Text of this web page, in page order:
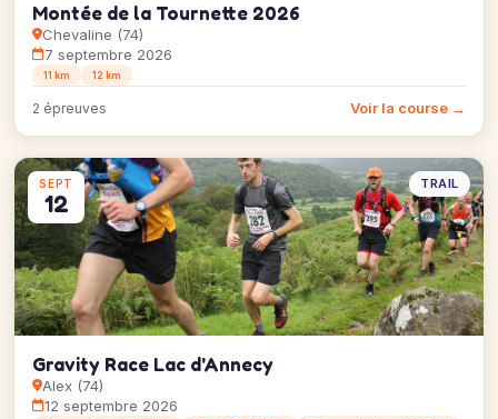
Montée de la Tournette 2026
Chevaline (74)
7 septembre 2026
11 km 12 km
2 épreuves Voir la course →
SEPT
12
TRAIL
Gravity Race Lac d'Annecy
Alex (74)
12 septembre 2026